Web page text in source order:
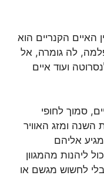
האיים הקנריים הוא
לה גומרה, אל
ועוד איים
סמוך לחופי
ומזג האוויר
אליהם
ליהנות מהמגוון
לחשוש מגשם או